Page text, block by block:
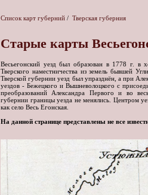
Список карт губерний / Тверская губерния
Старые карты
Весьегонский уезд был образован в 1778 г. в
Тверского наместничества из земель бывшей
Тверской губернии уезд был упразднён, а при
уездов - Бежецкого и Вышневолоцкого с
преобразований Александра Первого и во
губернии границы уезда не менялись. Центром
как село Весь Егонская.
На данной странице представлены не все